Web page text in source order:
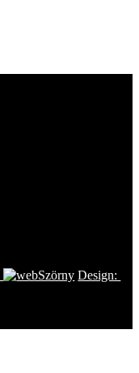
Design: